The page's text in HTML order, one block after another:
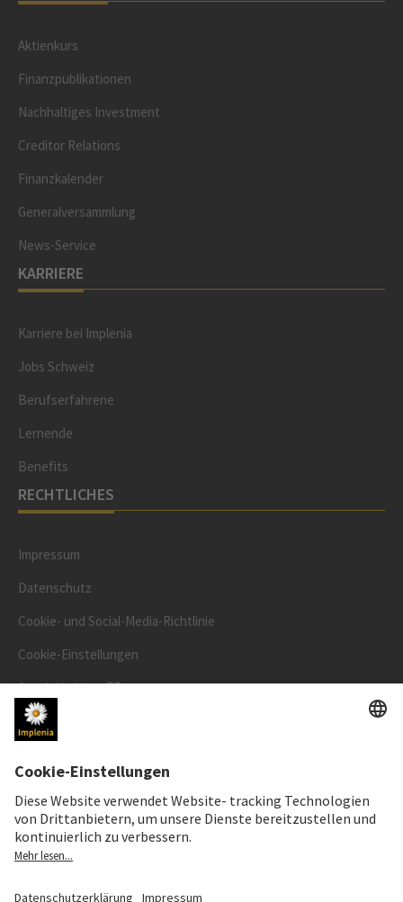
Aktienkurs
Finanzpublikationen
Nachhaltiges Investment
Creditor Relations
Finanzkalender
Generalversammlung
News-Service
KARRIERE
Karriere bei Implenia
Jobs Schweiz
Berufserfahrene
Lernende
Benefits
RECHTLICHES
Impressum
Datenschutz
Cookie- und Social-Media-Richtlinie
Cookie-Einstellungen
Speak Up Line
AKTIENKURS
SWX: Implenia AG
ISIN: CH0023868554
62,30 CHF
0,00 CHF (0,00%)
Details